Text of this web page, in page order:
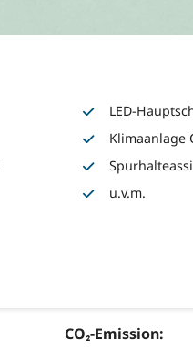
LED-
Klimaanlage
u.v.m.
CO₂-Emission: